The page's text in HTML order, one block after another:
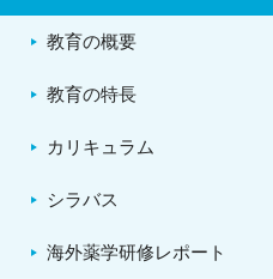
教育の概要
教育の特長
カリキュラム
シラバス
海外薬学研修レポート